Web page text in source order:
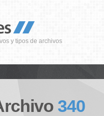
y tipos de archivos
340